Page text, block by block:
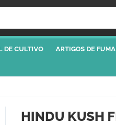
DE CULTIVO ARTIGOS DE
HINDU KUSH